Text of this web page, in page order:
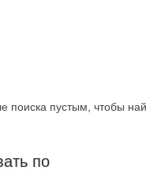
поиска пустым, чтобы
по